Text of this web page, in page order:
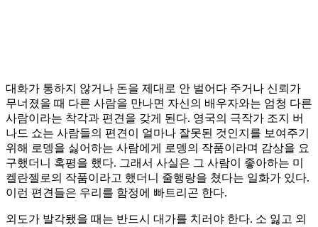
대화가 통하지 않거나 돈을 제대로 안 벌어다 주거나 신뢰가
무너졌을 때 다른 사람을 만나면 자신의 배우자와는 엄청 다른
사람이라는 착각과 편견을 갖게 된다. 영국의 극작가 조지 버
나드 쇼는 사람들의 편견이 얼마나 잘못된 것인지를 보여주기
위해 로뎅을 싫어하는 사람에게 로뎅의 작품이라며 감상을 요
구했더니 혹평을 했다. 그래서 사실은 그 사람이 좋아하는 미
켈란젤로의 작품이라고 했더니 줄행랑을 쳤다는 일화가 있다.
이런 편견들은 우리를 함정에 빠트리곤 한다.
외도가 발각됐을 때는 반드시 대가를 치러야 한다. 소 잃고 외